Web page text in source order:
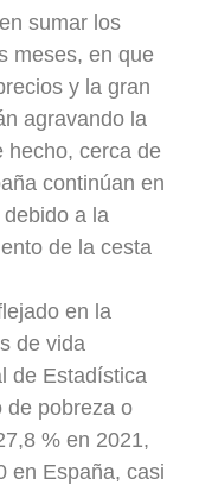
sumar los
meses, en que
y la gran
agravando la
hecho, cerca de
continúan en
a la
de la cesta
en la
de vida
de Estadística
de pobreza o
% en 2021,
en España, casi